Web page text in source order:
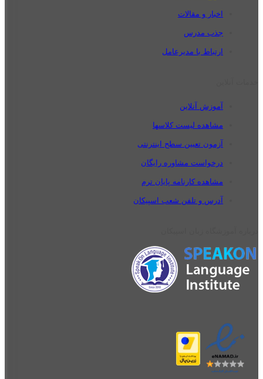
اخبار و مقالات
جذب مدرس
ارتباط با مدیرعامل
آموزش آنلاین
مشاهده لیست کلاسها
آزمون تعیین سطح اینترنتی
درخواست مشاوره رایگان
مشاهده کارنامه پایان ترم
آدرس و تلفن شعب اسپیکان